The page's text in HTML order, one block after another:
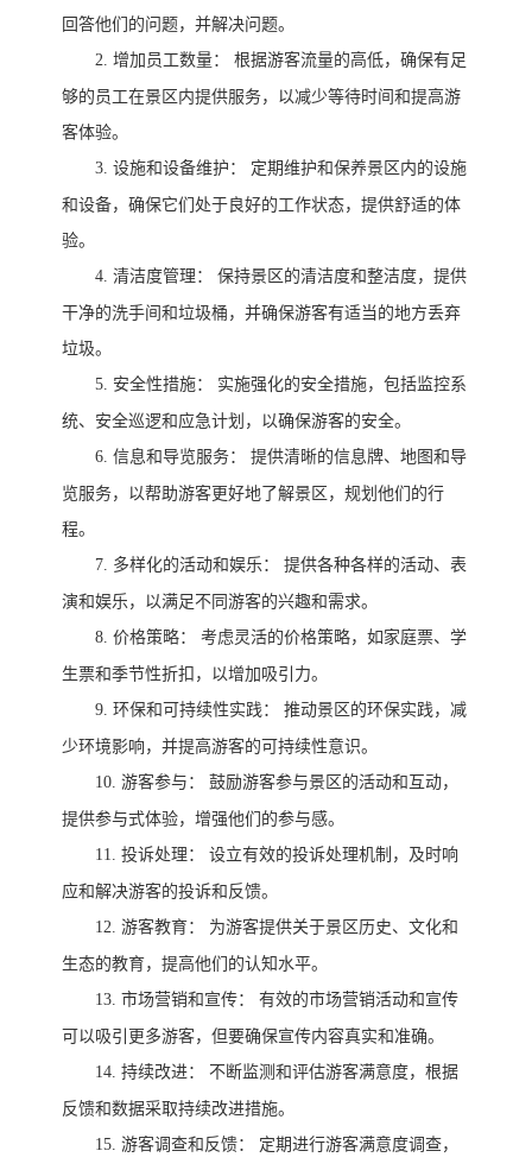
回答他们的问题，并解决问题。
2. 增加员工数量： 根据游客流量的高低，确保有足
够的员工在景区内提供服务，以减少等待时间和提高游
客体验。
3. 设施和设备维护： 定期维护和保养景区内的设施
和设备，确保它们处于良好的工作状态，提供舒适的体
验。
4. 清洁度管理： 保持景区的清洁度和整洁度，提供
干净的洗手间和垃圾桶，并确保游客有适当的地方丢弃
垃圾。
5. 安全性措施： 实施强化的安全措施，包括监控系
统、安全巡逻和应急计划，以确保游客的安全。
6. 信息和导览服务： 提供清晰的信息牌、地图和导
览服务，以帮助游客更好地了解景区，规划他们的行
程。
7. 多样化的活动和娱乐： 提供各种各样的活动、表
演和娱乐，以满足不同游客的兴趣和需求。
8. 价格策略： 考虑灵活的价格策略，如家庭票、学
生票和季节性折扣，以增加吸引力。
9. 环保和可持续性实践： 推动景区的环保实践，减
少环境影响，并提高游客的可持续性意识。
10. 游客参与： 鼓励游客参与景区的活动和互动，
提供参与式体验，增强他们的参与感。
11. 投诉处理： 设立有效的投诉处理机制，及时响
应和解决游客的投诉和反馈。
12. 游客教育： 为游客提供关于景区历史、文化和
生态的教育，提高他们的认知水平。
13. 市场营销和宣传： 有效的市场营销活动和宣传
可以吸引更多游客，但要确保宣传内容真实和准确。
14. 持续改进： 不断监测和评估游客满意度，根据
反馈和数据采取持续改进措施。
15. 游客调查和反馈： 定期进行游客满意度调查，